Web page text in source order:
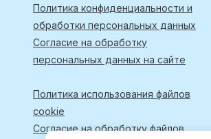
Политика конфиденциальности и
обработки персональных данных
Согласие на обработку
персональных данных на сайте
Политика использования файлов
cookie
Согласие на обработку файлов